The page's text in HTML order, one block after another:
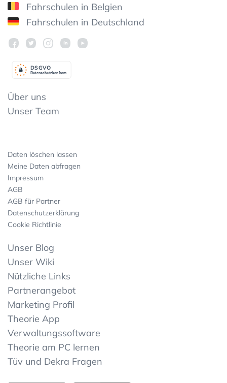
Fahrschulen in Belgien
Fahrschulen in Deutschland
Datenschutzkonform
DSGVO
Über uns
Unser Team
Daten löschen lassen
Meine Daten abfragen
Impressum
AGB
AGB für Partner
Datenschutzerklärung
Cookie Richtlinie
Unser Blog
Unser Wiki
Nützliche Links
Partnerangebot
Marketing Profil
Theorie App
Verwaltungssoftware
Theorie am PC lernen
Tüv und Dekra Fragen